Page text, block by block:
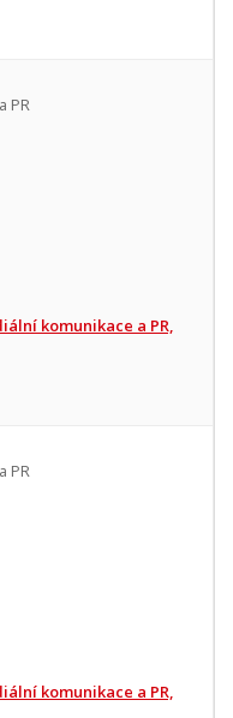
PR
komunikace a PR,
PR
komunikace a PR,